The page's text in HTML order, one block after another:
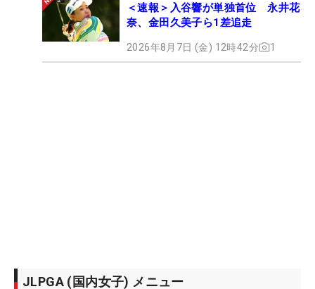
＜速報＞入谷響が単独首位 永井花
奈、金田久美子ら1差追走
2026年8月7日 (金) 12時42分 1
JLPGA (国内女子) メニュー